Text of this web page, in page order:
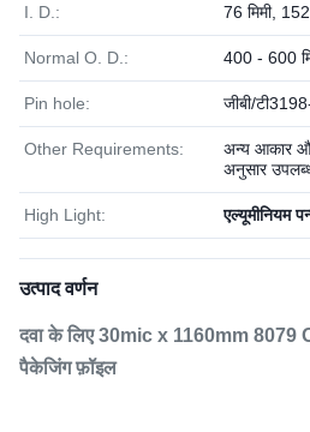
I. D.: 76 मिमी, 152
Normal O. D.: 400 - 600
Pin hole: जीबी/
Other Requirements:
अन्य आकार
अनुसार
High Light: एल्यूमीनियम
उत्पाद वर्णन
दवा के लिए 30mic x 1160mm 8079 O
पैकेजिंग फ़ॉइल